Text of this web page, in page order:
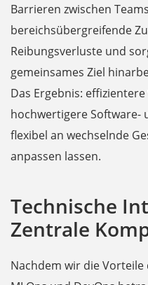
Barrieren zwischen
bereichsübergreifende
Reibungsverluste und
gemeinsames Ziel
Das Ergebnis:
hochwertigere Software-
flexibel an wechselnde
anpassen lassen.
Technische
Zentrale
Nachdem wir die